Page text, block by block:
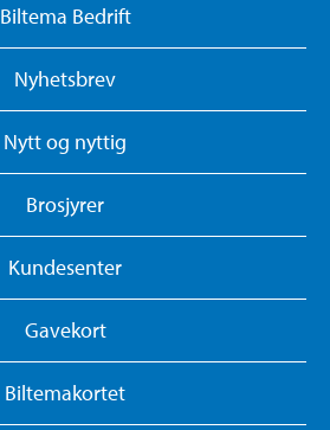
Biltema Bedrift
Nyhetsbrev
Nytt og nyttig
Brosjyrer
Kundesenter
Gavekort
Biltemakortet